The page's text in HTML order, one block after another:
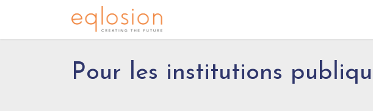
Se rendre au contenu
Pour les institutions